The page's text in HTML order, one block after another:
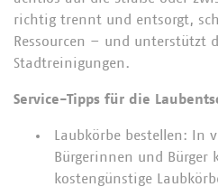
richtig trennt und entsorgt,
Ressourcen – und unterstützt
Stadtreinigungen.
Service-Tipps für die
Laubkörbe bestellen: In
Bürgerinnen und Bürger
kostengünstige